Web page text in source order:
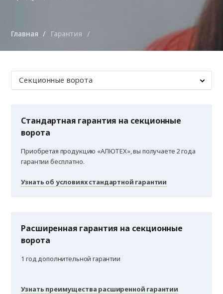
Главная Гарантия
Секционные ворота
Стандартная гарантия на секционные
ворота
Приобретая продукцию «АЛЮТЕХ», вы получаете 2 года
гарантии бесплатно.
Узнать об условиях стандартной гарантии
Расширенная гарантия на секционные
ворота
1 год дополнительной гарантии
Узнать преимущества расширенной гарантии